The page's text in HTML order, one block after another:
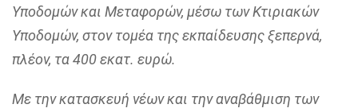
Υποδομών και Μεταφορών, μέσω των Κτιριακών
Υποδομών, στον τομέα της εκπαίδευσης ξεπερνά,
πλέον, τα 400 εκατ. ευρώ.
Με την κατασκευή νέων και την αναβάθμιση των